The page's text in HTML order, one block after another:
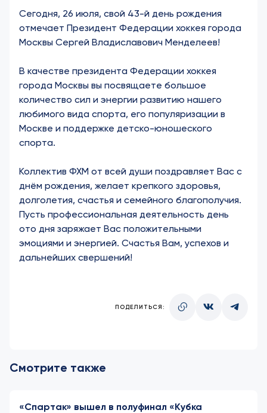
Сегодня, 26 июля, свой 43-й день рождения
отмечает Президент Федерации хоккея города
Москвы Сергей Владиславович Менделеев!
В качестве президента Федерации хоккея
города Москвы вы посвящаете большое
количество сил и энергии развитию нашего
любимого вида спорта, его популяризации в
Москве и поддержке детско-юношеского
спорта.
Коллектив ФХМ от всей души поздравляет Вас с
днём рождения, желает крепкого здоровья,
долголетия, счастья и семейного благополучия.
Пусть профессиональная деятельность день
ото дня заряжает Вас положительными
эмоциями и энергией. Счастья Вам, успехов и
дальнейших свершений!
ПОДЕЛИТЬСЯ:
Смотрите также
«Спартак» вышел в полуфинал «Кубка